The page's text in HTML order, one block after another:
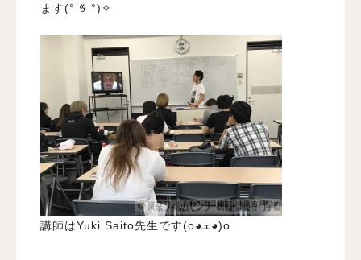
オープンキャンパス
訪問者別メニュー
ます(° ꈊ °)✧
講師はYuki Saito先生です(o◕ܫ◕)o